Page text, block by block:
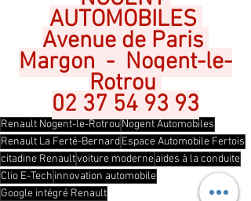
AUTOMOBILES
Avenue de Paris
Margon  -  Nogent-le-
Rotrou
02 37 54 93 93
Renault Nogent-le-RotrouNogent Automobiles
Renault La Ferté-BernardEspace Automobile Fertois
citadine Renaultvoiture moderneaides à la conduite
Clio E-Tech innovation automobile
Google intégré Renault